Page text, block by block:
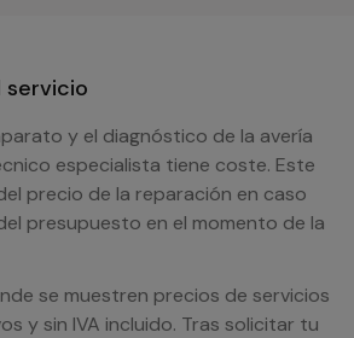
servicio
y el diagnóstico de la avería
especialista tiene coste. Este
precio de la reparación en caso
presupuesto en el momento de la
se muestren precios de servicios
y sin IVA incluido. Tras solicitar tu